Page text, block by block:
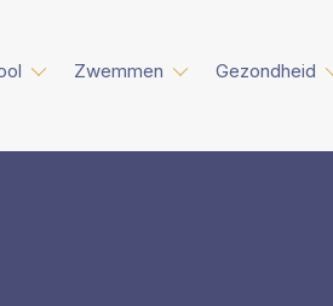
Zwemmen Gezondheid